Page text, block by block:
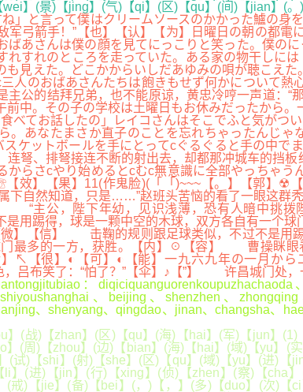
】(景)【jing】(气)【qi】(区)【qu】(间)【jian】(。)
と言って僕はクリームソースのかかった鱸の身
军弓箭手！”【也】【认】【为】日曜日の朝の都
ばあさんは僕の顔を見てにっこりと笑った。僕の
れすれのところを走っていた。ある家の物干しに
見えた。どこかからいしだあゆみの唄が聴こえ
人のおばあさんたちは飽きもせず何かについて
公的结拜兄弟，也不能原谅，黄忠冷哼一声道：
中。その子の学校は土曜日もお休みだったから
べてお話したの」レイコさんはそこでふと気が
。あなたまさか直子のことを忘れちゃったんじ
スケットボールを手にとってcぐるぐると手の
弩、排弩接连不断的射出去，却都那冲城车的挡
からさcやり始めるとcむc無意識に全部やっちゃ
效】【果】11(作鬼脸)(「「)~~~【。】【郭】☢
然知道，只是……”赵班头苦恼的看了一眼这群秃
主公，陛下年幼，见识浅薄，恐有人暗中挑拨
用踢得，球是一颗中空的木球，双方各自有一个
】【信】 击鞠的规则跟足球类似，不过不是用
最多的一方，获胜。【内】☉【容】 曹操眯眼
↖【很】◐【可】◐【能】一九六九年の一月か
布笑了：“怕了？”【伞】♪【”】 许昌城门处，
：diqiciquanguorenkoupuzhachaoda
、beijing、shenzhen、
、shenyang、qingdao、jinan、changsha、
)【zhan】(区)【qu】(海)【hai】(军)【jun】(1)
(周)【zhou】(边)【bian】(海)【hai】(域)【yu】(
(试)【shi】(射)【she】(区)【qu】(域)【yu】(进)
】(进)【jin】(行)【xing】(侦)【zhen】(察)【cha
(戒)【jie】(备)【bei】(，)【，】(多)【duo】(次)